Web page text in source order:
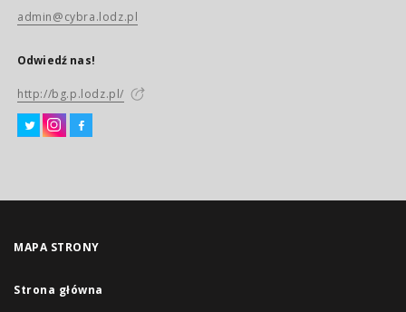
admin@cybra.lodz.pl
Odwiedź nas!
http://bg.p.lodz.pl/
MAPA STRONY
Strona główna